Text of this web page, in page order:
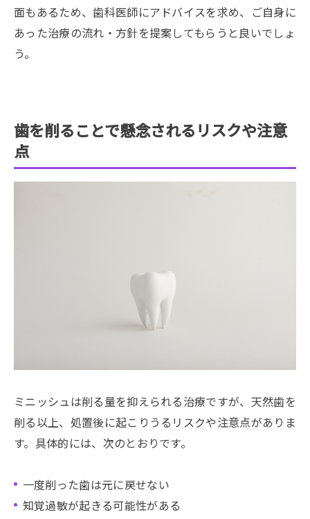
面もあるため、歯科医師にアドバイスを求め、ご自身に
あった治療の流れ・方針を提案してもらうと良いでしょ
う。
歯を削ることで懸念されるリスクや注意
点
ミニッシュは削る量を抑えられる治療ですが、天然歯を
削る以上、処置後に起こりうるリスクや注意点がありま
す。具体的には、次のとおりです。
一度削った歯は元に戻せない
知覚過敏が起きる可能性がある